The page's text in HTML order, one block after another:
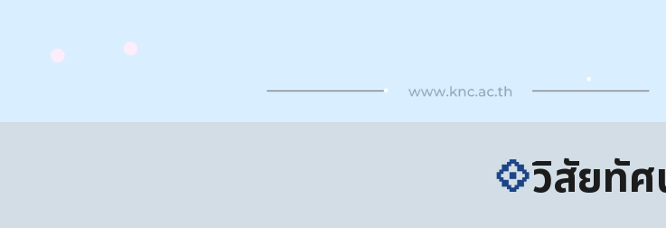
💠วิสัยทั